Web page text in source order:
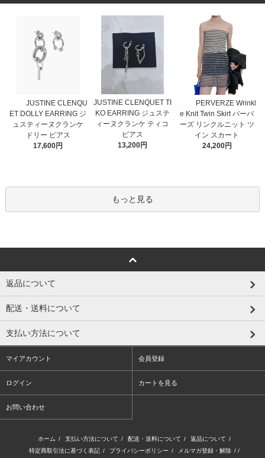
JUSTINE CLENQU
ET DOLLY EARRING ジ
ュスティーヌクランケ
ドリー ピアス
17,600円
JUSTINE CLENQUET TI
KO EARRING ジュステ
ィーヌクランケ ティコ
ピアス
13,200円
PERVERZE Wrinkl
e Knit Twin Skirt パーバ
ーズ リンクルニット ツ
イン スカート
24,200円
もっと見る
返品について
配送・送料について
支払い方法について
マイアカウント 会員登録
ログイン カートを見る
お問い合わせ
ホーム / 支払い方法について / 配送・送料について / 返品について /
特定商取引法に基づく表記 / プライバシーポリシー / メルマガ登録・解除 / /